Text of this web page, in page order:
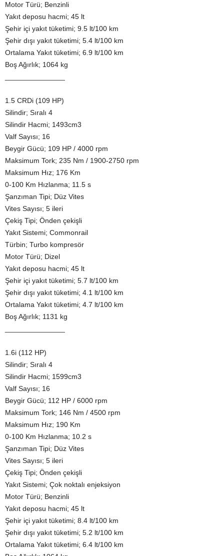
Motor Türü; Benzinli
Yakıt deposu hacmi; 45 lt
Şehir içi yakıt tüketimi; 9.5 lt/100 km
Şehir dışı yakıt tüketimi; 5.4 lt/100 km
Ortalama Yakıt tüketimi; 6.9 lt/100 km
Boş Ağırlık; 1064 kg
1.5 CRDi (109 HP)
Silindir; Sıralı 4
Silindir Hacmi; 1493cm3
Valf Sayısı; 16
Beygir Gücü; 109 HP / 4000 rpm
Maksimum Tork; 235 Nm / 1900-2750 rpm
Maksimum Hız; 176 Km
0-100 Km Hızlanma; 11.5 s
Şanzıman Tipi; Düz Vites
Vites Sayısı; 5 ileri
Çekiş Tipi; Önden çekişli
Yakıt Sistemi; Commonrail
Türbin; Turbo kompresör
Motor Türü; Dizel
Yakıt deposu hacmi; 45 lt
Şehir içi yakıt tüketimi; 5.7 lt/100 km
Şehir dışı yakıt tüketimi; 4.1 lt/100 km
Ortalama Yakıt tüketimi; 4.7 lt/100 km
Boş Ağırlık; 1131 kg
1.6i (112 HP)
Silindir; Sıralı 4
Silindir Hacmi; 1599cm3
Valf Sayısı; 16
Beygir Gücü; 112 HP / 6000 rpm
Maksimum Tork; 146 Nm / 4500 rpm
Maksimum Hız; 190 Km
0-100 Km Hızlanma; 10.2 s
Şanzıman Tipi; Düz Vites
Vites Sayısı; 5 ileri
Çekiş Tipi; Önden çekişli
Yakıt Sistemi; Çok noktalı enjeksiyon
Motor Türü; Benzinli
Yakıt deposu hacmi; 45 lt
Şehir içi yakıt tüketimi; 8.4 lt/100 km
Şehir dışı yakıt tüketimi; 5.2 lt/100 km
Ortalama Yakıt tüketimi; 6.4 lt/100 km